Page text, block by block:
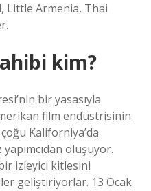
Little Armenia, Thai
kim?
bir yasasıyla
film endüstrisinin
Kaliforniya’da
yapımcıdan oluşuyor.
izleyici kitlesini
geliştiriyorlar. 13 Ocak